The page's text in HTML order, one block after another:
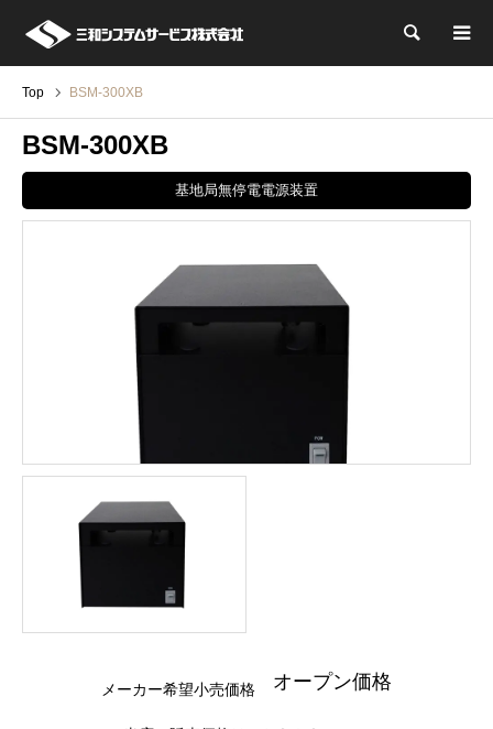
検索
Top BSM-300XB
BSM-300XB
基地局無停電電源装置
メーカー希望小売価格 オープン価格